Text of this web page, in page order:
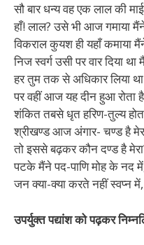
सौ बार धन्य वह एक लाल की
हाँ! लाल? उसे भी आज गमाया
विकराल कुयश ही यहाँ कमाया
निज स्वर्ग उसी पर वार दिया था
हर तुम तक से अधिकार लिया
पर वहीं आज यह दीन हुआ रोता
शंकित तबसे धृत हरिण-तुल्य
श्रीखण्ड आज अंगार- चण्ड है
तो इससे बढ़कर कौन दण्ड है
पटके मैंने पद-पाणि मोह के नद
जन क्या-क्या करते नहीं स्वप्न
उपर्युक्त पद्यांश को पढ़कर